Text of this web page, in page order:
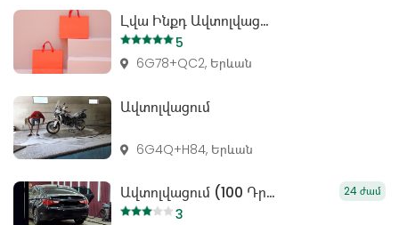
Լվա Ինքդ Ավտոլվացում
5
6G78+QC2, Երևան
Ավտոլվացում
6G4Q+H84, Երևան
Ավտոլվացում (100 Դրամ) 24 ժամ
3